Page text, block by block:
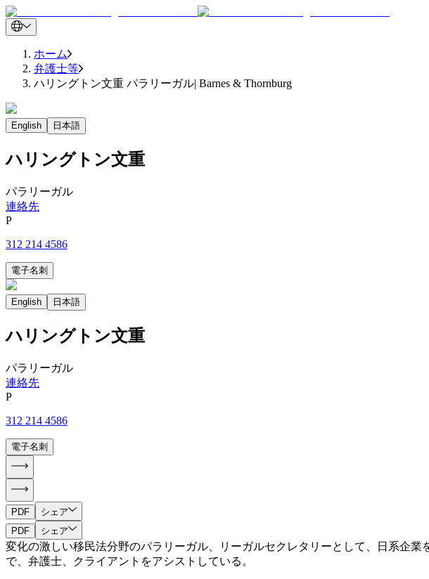
ホーム
弁護士等
ハリングトン文重 パラリーガル| Barnes & Thornburg
English 日本語
ハリングトン文重
パラリーガル
連絡先
P
312 214 4586
電子名刺
English 日本語
ハリングトン文重
パラリーガル
連絡先
P
312 214 4586
電子名刺
PDF
シェア
PDF
シェア
変化の激しい移民法分野のパラリーガル、リーガルセクレタリーとして、日系企
で、弁護士、クライアントをアシストしている。